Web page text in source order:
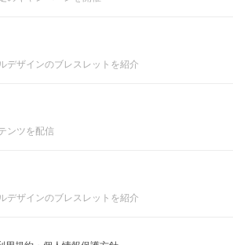
デザインのブレスレットを紹介
ンツを配信
デザインのブレスレットを紹介